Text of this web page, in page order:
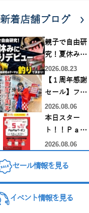
新着店舗ブログ
親子で自由研
究！夏休みに
釣りデビュー
2026.08.23
【１周年感謝
セール】フレ
スポ鈴鹿店！
オススメ竿 リ
ールをご紹介
❤買うなら今
がお得です！
2026.08.06
本日スター
ト！！Ｐａｙ
Ｐａｙクーポ
買い物しちゃ
2026.08.06
セール情報を見る
イベント情報を見る